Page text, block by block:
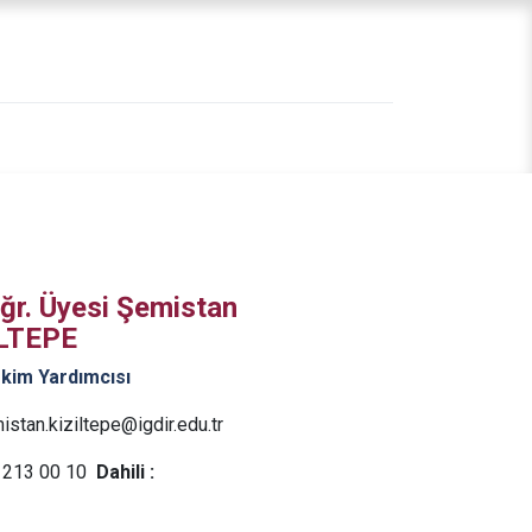
Üyesi Şemistan
Yardımcısı
00 10 Dahili :